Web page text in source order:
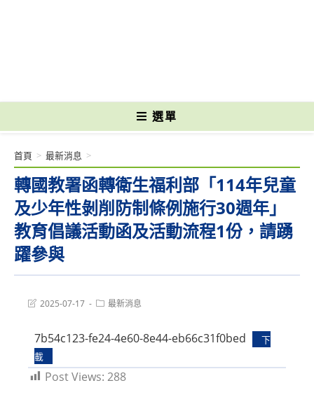
選單
轉國教署函轉衛生福利部「114年兒童
及少年性剝削防制條例施行30週年」
教育倡議活動函及活動流程1份，請踴
躍參與
首頁 > 最新消息 >
Post2025-07-17
Post最新消息
7b54c123-fe24-4e60-8e44-eb66c31f0bed
下
載
Post Views: 288